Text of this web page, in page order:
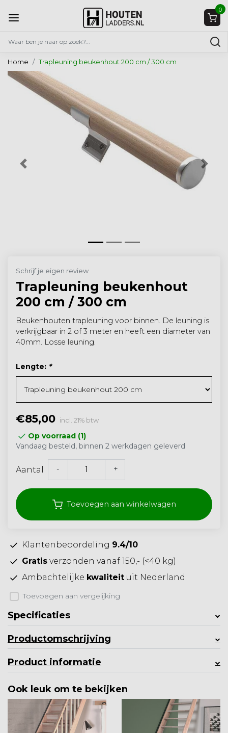
0
Home Trapleuning beukenhout 200 cm / 300 cm
Vorige
Schrijf je eigen review
Trapleuning beukenhout
200 cm / 300 cm
Beukenhouten trapleuning voor binnen. De leuning is
verkrijgbaar in 2 of 3 meter en heeft een diameter van
40mm. Losse leuning.
Lengte: *
€85,00 incl. 21% btw
Op voorraad (1)
Vandaag besteld, binnen 2 werkdagen geleverd
Aantal - +
Toevoegen aan winkelwagen
Klantenbeoordeling 9.4/10
Gratis verzonden vanaf 150,- (<40 kg)
Ambachtelijke kwaliteit uit Nederland
Toevoegen aan vergelijking
Specificaties
Productomschrijving
Product informatie
Ook leuk om te bekijken